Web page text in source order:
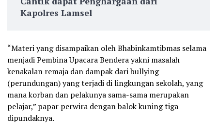
Kapolres Lamsel
“Materi yang disampaikan oleh Bhabinkamtibmas selama
menjadi Pembina Upacara Bendera yakni masalah
kenakalan remaja dan dampak dari bullying
(perundungan) yang terjadi di lingkungan sekolah, yang
mana korban dan pelakunya sama-sama merupakan
pelajar,” papar perwira dengan balok kuning tiga
dipundaknya.